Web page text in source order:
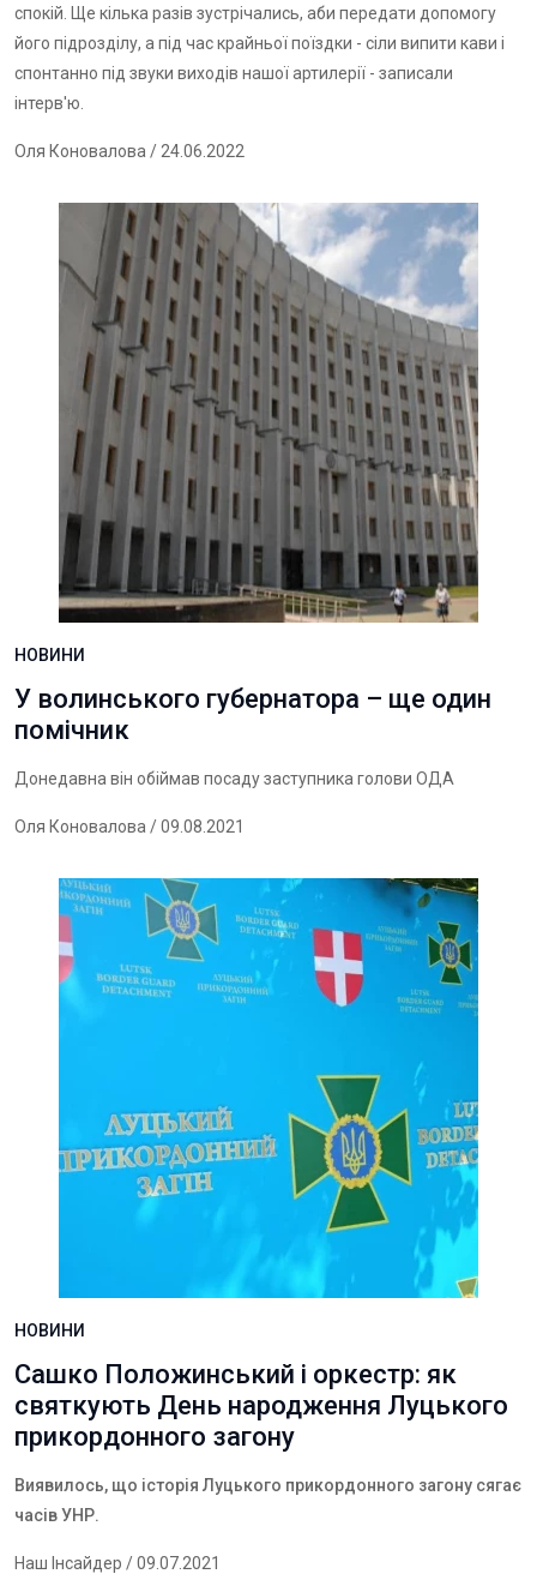
спокій. Ще кілька разів зустрічались, аби передати допомогу
його підрозділу, а під час крайньої поїздки - сіли випити кави і
спонтанно під звуки виходів нашої артилерії - записали
інтерв'ю.
Оля Коновалова / 24.06.2022
НОВИНИ
У волинського губернатора – ще один
помічник
Донедавна він обіймав посаду заступника голови ОДА
Оля Коновалова / 09.08.2021
НОВИНИ
Сашко Положинський і оркестр: як
святкують День народження Луцького
прикордонного загону
Виявилось, що історія Луцького прикордонного загону сягає
часів УНР.
Наш Інсайдер / 09.07.2021